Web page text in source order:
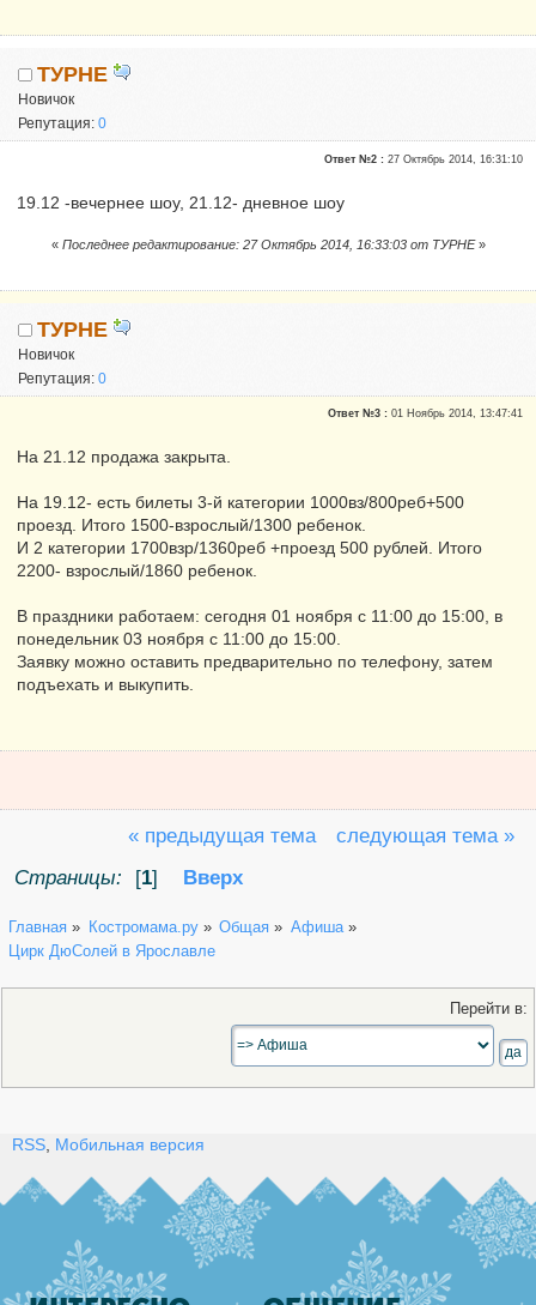
ТУРНЕ
Новичок
Репутация:0
Ответ №2 :27 Октябрь 2014, 16:31:10
19.12 -вечернее шоу, 21.12- дневное шоу
« Последнее редактирование: 27 Октябрь 2014, 16:33:03 от ТУРНЕ»
ТУРНЕ
Новичок
Репутация:0
Ответ №3 :01 Ноябрь 2014, 13:47:41
На 21.12 продажа закрыта.
На 19.12- есть билеты 3-й категории 1000вз/800реб+500
проезд. Итого 1500-взрослый/1300 ребенок.
И 2 категории 1700взр/1360реб +проезд 500 рублей. Итого
2200- взрослый/1860 ребенок.
В праздники работаем: сегодня 01 ноября с 11:00 до 15:00, в
понедельник 03 ноября с 11:00 до 15:00.
Заявку можно оставить предварительно по телефону, затем
подъехать и выкупить.
« предыдущая тема
следующая тема »
Страницы:
[1] Вверх
Главная » Костромама.ру» Общая » Афиша»
Цирк ДюСолей в Ярославле
Перейти в:
RSS Мобильная версия